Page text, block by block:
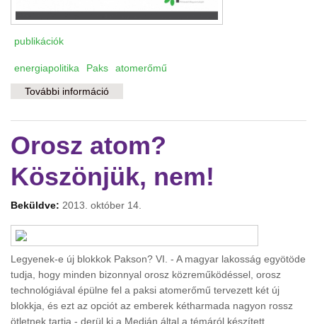
publikációk
energiapolitika Paks atomerőmű
További információ
Orosz atom?
Köszönjük, nem!
Beküldve: 2013. október 14.
Legyenek-e új blokkok Pakson? VI. - A magyar lakosság egyötöde
tudja, hogy minden bizonnyal orosz közreműködéssel, orosz
technológiával épülne fel a paksi atomerőmű tervezett két új
blokkja, és ezt az opciót az emberek kétharmada nagyon rossz
ötletnek tartja - derül ki a Medián által a témáról készített